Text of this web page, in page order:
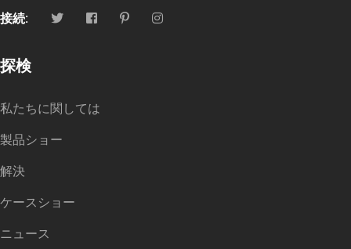
接続:
探検
私たちに関しては
製品ショー
解決
ケースショー
ニュース